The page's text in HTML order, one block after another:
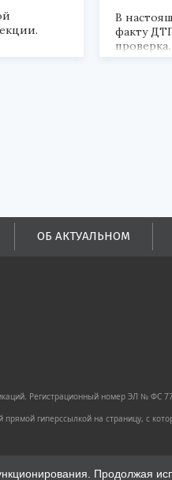
В
факту
проверка.
ОБ АКТУАЛЬНОМ
Регистрационный номер ЭЛ № ФС
гиперссылкой на страницу, с
Продолжая